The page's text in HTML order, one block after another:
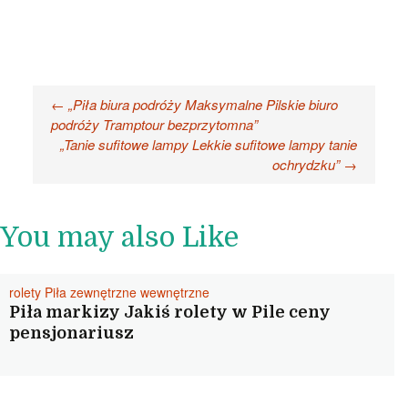
Nawigacja
wpisu
← „Piła biura podróży Maksymalne Pilskie biuro
podróży Tramptour bezprzytomna”
„Tanie sufitowe lampy Lekkie sufitowe lampy tanie
ochrydzku” →
You may also Like
rolety Piła zewnętrzne wewnętrzne
Piła markizy Jakiś rolety w Pile ceny
pensjonariusz